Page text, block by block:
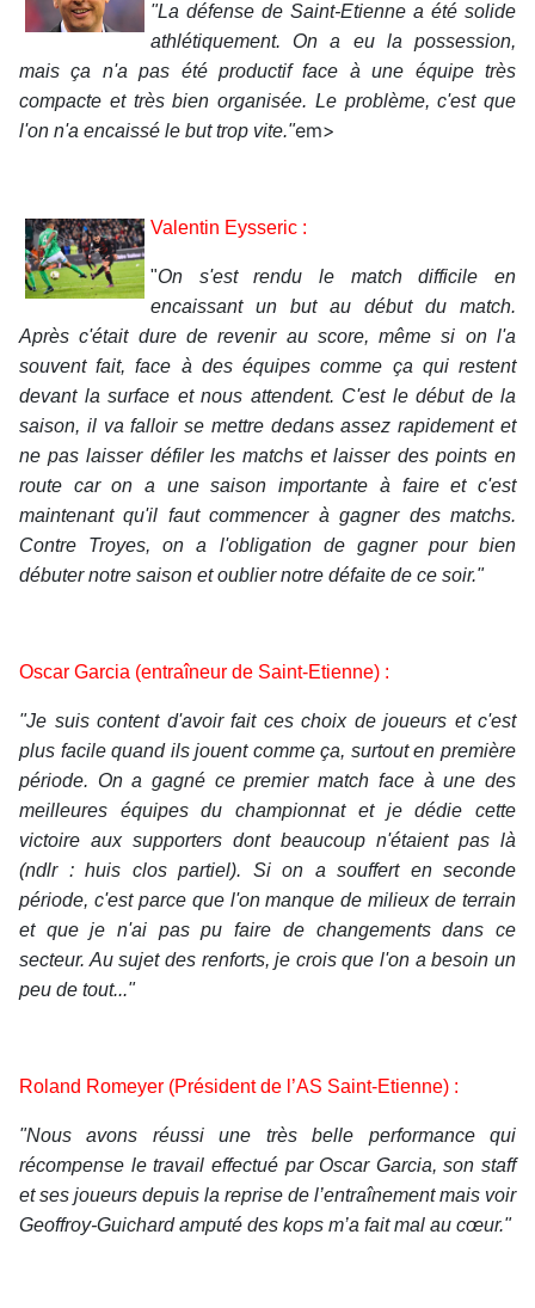
"La défense de Saint-Etienne a été solide
athlétiquement. On a eu la possession,
mais ça n'a pas été productif face à une équipe très
compacte et très bien organisée. Le problème, c'est que
l'on n'a encaissé le but trop vite."em>
Valentin Eysseric :
"On s'est rendu le match difficile en
encaissant un but au début du match.
Après c'était dure de revenir au score, même si on l'a
souvent fait, face à des équipes comme ça qui restent
devant la surface et nous attendent. C'est le début de la
saison, il va falloir se mettre dedans assez rapidement et
ne pas laisser défiler les matchs et laisser des points en
route car on a une saison importante à faire et c'est
maintenant qu'il faut commencer à gagner des matchs.
Contre Troyes, on a l'obligation de gagner pour bien
débuter notre saison et oublier notre défaite de ce soir."
Oscar Garcia (entraîneur de Saint-Etienne) :
"Je suis content d'avoir fait ces choix de joueurs et c'est
plus facile quand ils jouent comme ça, surtout en première
période. On a gagné ce premier match face à une des
meilleures équipes du championnat et je dédie cette
victoire aux supporters dont beaucoup n'étaient pas là
(ndlr : huis clos partiel). Si on a souffert en seconde
période, c'est parce que l'on manque de milieux de terrain
et que je n'ai pas pu faire de changements dans ce
secteur. Au sujet des renforts, je crois que l'on a besoin un
peu de tout..."
Roland Romeyer (Président de l’AS Saint-Etienne) :
"Nous avons réussi une très belle performance qui
récompense le travail effectué par Oscar Garcia, son staff
et ses joueurs depuis la reprise de l’entraînement mais voir
Geoffroy-Guichard amputé des kops m’a fait mal au cœur."